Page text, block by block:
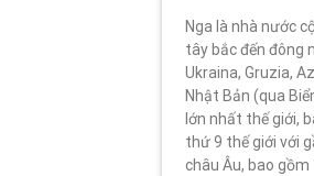
Nga là nhà nước
tây bắc đến đông
Ukraina, Gruzia,
Nhật Bản (qua
lớn nhất thế giới,
thứ 9 thế giới với
châu Âu, bao